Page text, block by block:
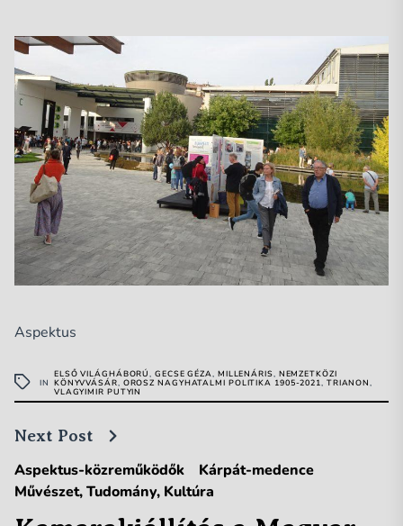
Aspektus
IN
ELSŐ VILÁGHÁBORÚ,GECSE GÉZA, MILLENÁRIS, NEMZETKÖZI
KÖNYVVÁSÁR, OROSZ NAGYHATALMI POLITIKA 1905-2021, TRIANON,
VLAGYIMIR PUTYIN
Next Post
Aspektus-közreműködők
Kárpát-medence
Művészet, Tudomány, Kultúra